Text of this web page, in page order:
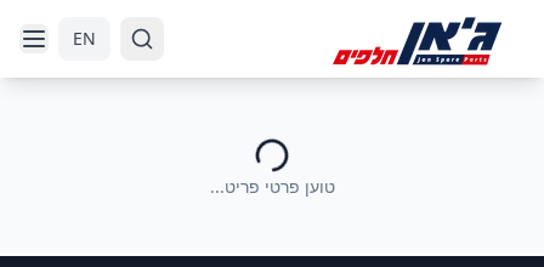
EN
טוען פרטי פריט...